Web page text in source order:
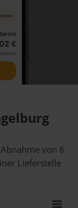
von 6
Lieferstelle